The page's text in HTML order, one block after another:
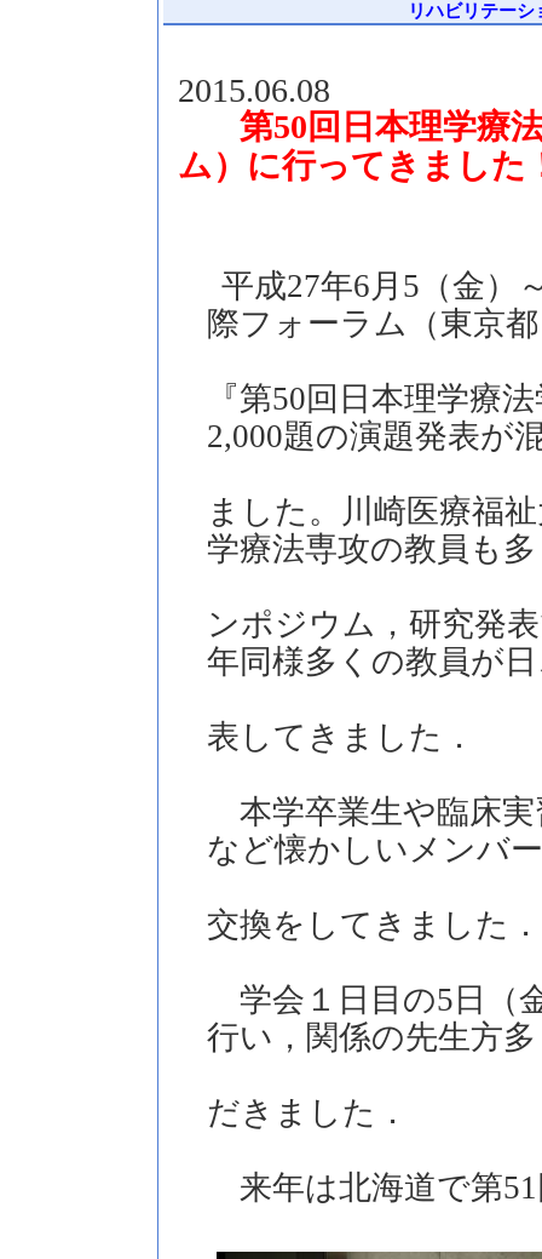
リハビリテー
2015.06.08
第50回日本理学療
ム）に行ってきました
平成27年6月5（金）
際フォーラム（東京
『第50回日本理学療
2,000題の演題発表が
ました。川崎医療福
学療法専攻の教員も
ンポジウム，研究発
年同様多くの教員が
表してきました．
本学卒業生や臨床
など懐かしいメンバ
交換をしてきました．
学会１日目の5日（
行い，関係の先生方
だきました．
来年は北海道で第